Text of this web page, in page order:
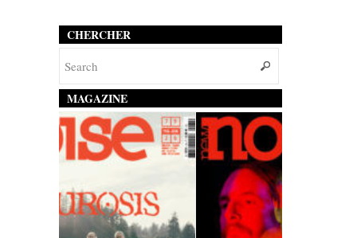
CHERCHER
MAGAZINE